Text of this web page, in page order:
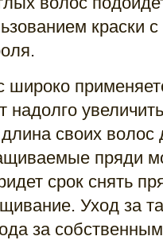
краски
надолго
своих волос
пряди
срок снять
Уход за
за